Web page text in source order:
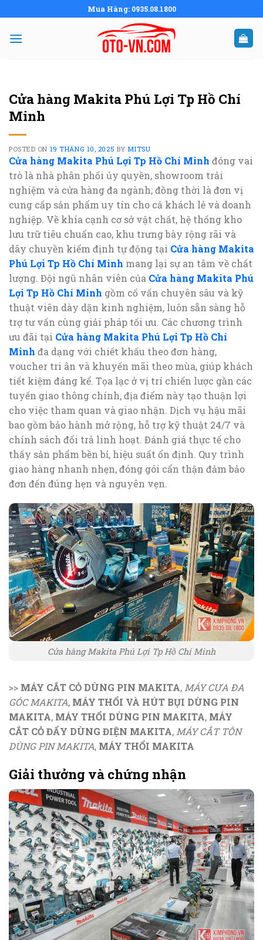
to
content
Mua Hàng: 0935.08.1800
Cửa hàng Makita Phú Lợi Tp Hồ Chí
Minh
POSTED ON 19 THÁNG 10, 2025 BY MITSU
Cửa hàng Makita Phú Lợi Tp Hồ Chí Minh đóng vai
trò là nhà phân phối ủy quyền, showroom trải
nghiệm và cửa hàng đa ngành; đồng thời là đơn vị
cung cấp sản phẩm uy tín cho cả khách lẻ và doanh
nghiệp. Về khía cạnh cơ sở vật chất, hệ thống kho
lưu trữ tiêu chuẩn cao, khu trưng bày rộng rãi và
dây chuyền kiểm định tự động tại Cửa hàng Makita
Phú Lợi Tp Hồ Chí Minh mang lại sự an tâm về chất
lượng. Đội ngũ nhân viên của Cửa hàng Makita Phú
Lợi Tp Hồ Chí Minh gồm cố vấn chuyên sâu và kỹ
thuật viên dày dặn kinh nghiệm, luôn sẵn sàng hỗ
trợ tư vấn cùng giải pháp tối ưu. Các chương trình
ưu đãi tại Cửa hàng Makita Phú Lợi Tp Hồ Chí
Minh đa dạng với chiết khấu theo đơn hàng,
voucher tri ân và khuyến mãi theo mùa, giúp khách
tiết kiệm đáng kể. Tọa lạc ở vị trí chiến lược gần các
tuyến giao thông chính, địa điểm này tạo thuận lợi
cho việc tham quan và giao nhận. Dịch vụ hậu mãi
bao gồm bảo hành mở rộng, hỗ trợ kỹ thuật 24/7 và
chính sách đổi trả linh hoạt. Đánh giá thực tế cho
thấy sản phẩm bền bỉ, hiệu suất ổn định. Quy trình
giao hàng nhanh nhẹn, đóng gói cẩn thận đảm bảo
đơn đến đúng hẹn và nguyên vẹn.
Cửa hàng Makita Phú Lợi Tp Hồ Chí Minh
>> MÁY CẮT CỎ DÙNG PIN MAKITA, MÁY CƯA ĐA
GÓC MAKITA, MÁY THỔI VÀ HÚT BỤI DÙNG PIN
MAKITA, MÁY THỔI DÙNG PIN MAKITA, MÁY
CẮT CỎ ĐẨY DÙNG ĐIỆN MAKITA, MÁY CẮT TÔN
DÙNG PIN MAKITA, MÁY THỔI MAKITA
Giải thưởng và chứng nhận